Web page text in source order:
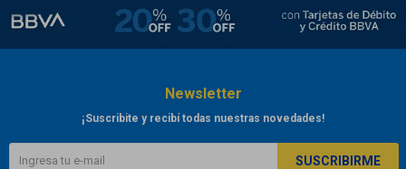
Newsletter
¡Suscribite y recibí todas nuestras novedades!
SUSCRIBIRME